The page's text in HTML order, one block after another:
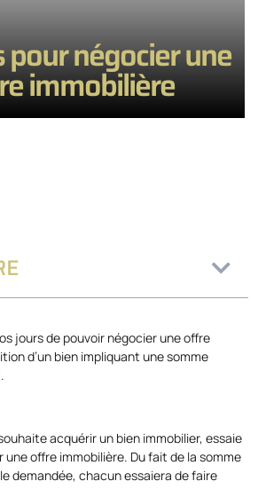
pour négocier une
immobilière
jours de pouvoir négocier une offre
d’un bien impliquant une somme
acquérir un bien immobilier, essaie
offre immobilière. Du fait de la somme
demandée, chacun essaiera de faire